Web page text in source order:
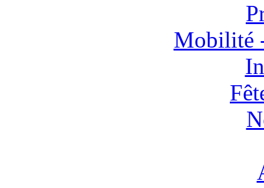
Mobilité